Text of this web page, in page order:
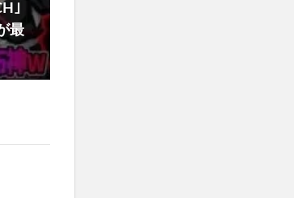
｣
最